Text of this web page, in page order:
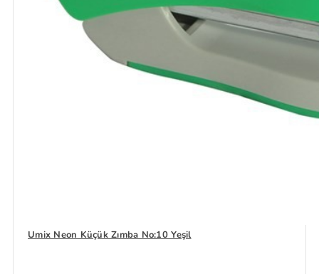
Umix Neon Küçük Zımba No:10 Yeşil